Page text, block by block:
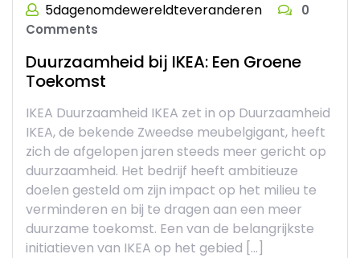
5dagenomdewereldteveranderen
0
Comments
Duurzaamheid bij IKEA: Een Groene
Toekomst
IKEA Duurzaamheid IKEA zet in op Duurzaamheid
IKEA, de bekende Zweedse meubelgigant, heeft
zich de afgelopen jaren steeds meer gericht op
duurzaamheid. Het bedrijf heeft ambitieuze
doelen gesteld om zijn impact op het milieu te
verminderen en bij te dragen aan een meer
duurzame toekomst. Een van de belangrijkste
initiatieven van IKEA op het gebied […]